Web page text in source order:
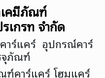
เคมีภัณฑ์
เกรท จำกัด
าร์แคร์ อุปกรณ์คาร์
ภัณฑ์
ฑ์คาร์แคร์ โฮมแคร์